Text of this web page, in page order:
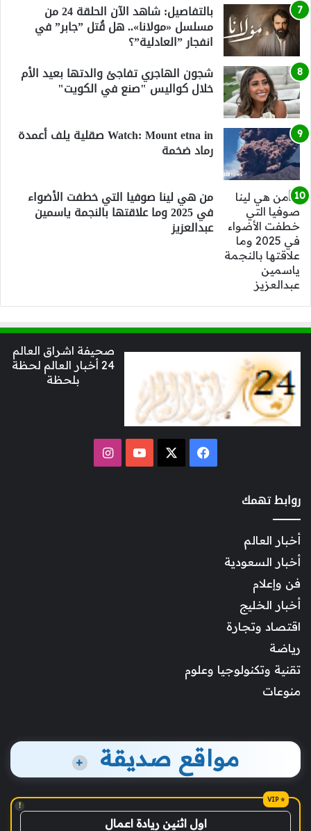
بالتفاصيل: شاهد الآن الحلقة 24 من
مسلسل «مولانا».. هل قُتل ”جابر” في
انفجار ”العادلية”؟
شجون الهاجري تفاجئ والدتها بعيد الأم
خلال كواليس "صنع في الكويت"
Watch: Mount etna in صقلية يلف أعمدة
رماد ضخمة
من هي لينا صوفيا التي خطفت الأضواء
في 2025 وما علاقتها بالنجمة ياسمين
عبدالعزيز
صحيفة اشراق العالم
24 أخبار العالم لحظة
بلحظة
فيسبوك ‫YouTubeانستقرام
روابط تهمك
أخبار العالم
أخبار السعودية
فن وإعلام
أخبار الخليج
اقتصاد وتجارة
رياضة
تقنية وتكنولوجيا وعلوم
منوعات
مواقع صديقة +
!
اول اثنين ريادة اعمال